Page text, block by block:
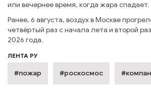
или вечернее время, когда жара спадает.
Ранее, 6 августа, воздух в Москве
четвёртый раз с начала лета и второй
2026 года.
ЛЕНТА РУ
#пожар #роскосмос